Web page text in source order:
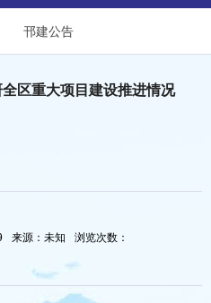
邗建公告
区重大项目建设推进情况
来源：未知 浏览次数：